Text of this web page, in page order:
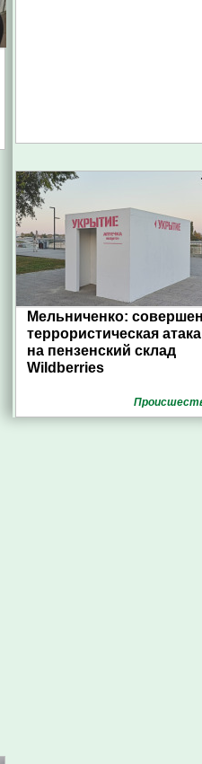
Мельниченко:
террористическая атака
на пензенский склад
Wildberries